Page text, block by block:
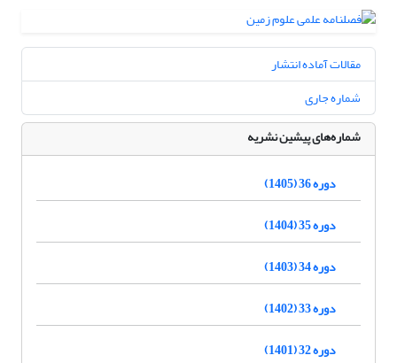
مقالات آماده انتشار
شماره جاری
شماره‌های پیشین نشریه
دوره 36 (1405)
دوره 35 (1404)
دوره 34 (1403)
دوره 33 (1402)
دوره 32 (1401)